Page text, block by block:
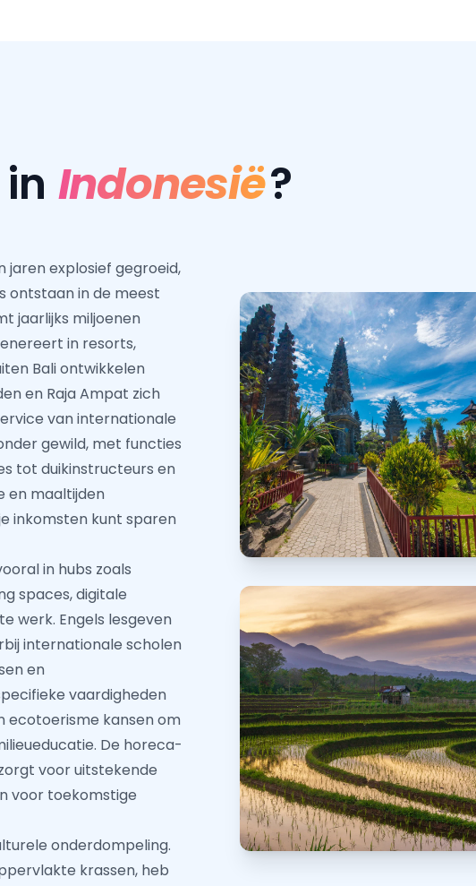
Indonesië?
jaren explosief gegroeid,
ontstaan in de meest
jaarlijks miljoenen
in resorts,
Bali ontwikkelen
en Raja Ampat zich
van internationale
gewild, met functies
tot duikinstructeurs en
en maaltijden
inkomsten kunt sparen
in hubs zoals
spaces, digitale
werk. Engels lesgeven
internationale scholen
en
vaardigheden
ecotoerisme kansen om
De horeca-
voor uitstekende
voor toekomstige
onderdompeling.
krassen, heb